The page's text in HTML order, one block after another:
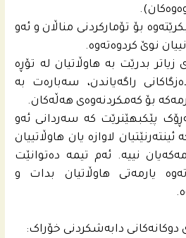
بۆ تۆمارکردنی مناڵان و ئەو
نوێ کردوەتەوە.
زیاتر بدرێت بە هاوڵاتیان له‌ تۆڕه‌
راگه‌یاندن، سەبارەت بە
بۆ کەمکردنەوەی هەڵەکان.
پێکبهێنرێت کە سەردانی ئەو
لاوازە یان هاوڵاتییان
نییە. ئەم تیمە دەتوانێت
یارمەتی هاوڵاتیان بدات و